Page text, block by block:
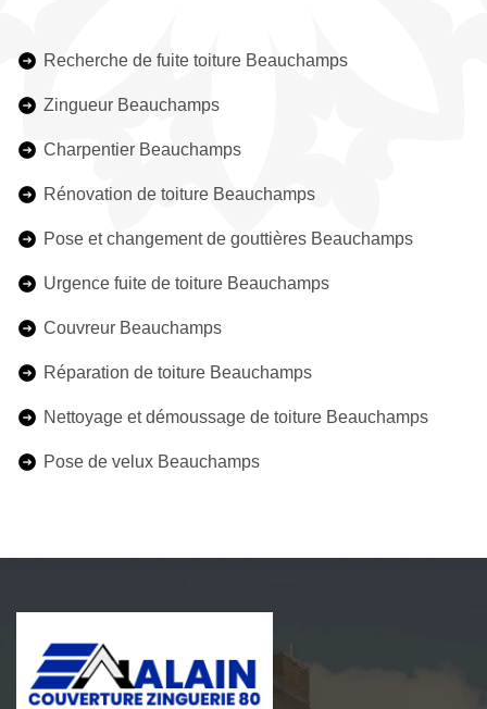
Recherche de fuite toiture Beauchamps
Zingueur Beauchamps
Charpentier Beauchamps
Rénovation de toiture Beauchamps
Pose et changement de gouttières Beauchamps
Urgence fuite de toiture Beauchamps
Couvreur Beauchamps
Réparation de toiture Beauchamps
Nettoyage et démoussage de toiture Beauchamps
Pose de velux Beauchamps